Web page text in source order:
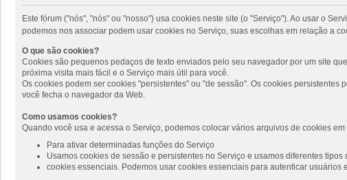
Este fórum ("nós", "nós" ou "nosso") usa cookies neste site (o "Serviço"). Ao usar o
podemos nos associar podem usar cookies no Serviço, suas escolhas em relação a
O que são cookies?
Cookies são pequenos pedaços de texto enviados pelo seu navegador por um site
próxima visita mais fácil e o Serviço mais útil para você.
Os cookies podem ser cookies "persistentes" ou "de sessão". Os cookies
você fecha o navegador da Web.
Como usamos cookies?
Quando você usa e acessa o Serviço, podemos colocar vários arquivos de cookies
Para ativar determinadas funções do Serviço
Usamos cookies de sessão e persistentes no Serviço e usamos diferentes
cookies essenciais. Podemos usar cookies essenciais para autenticar